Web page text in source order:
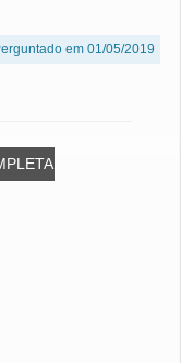
em 01/05/2019